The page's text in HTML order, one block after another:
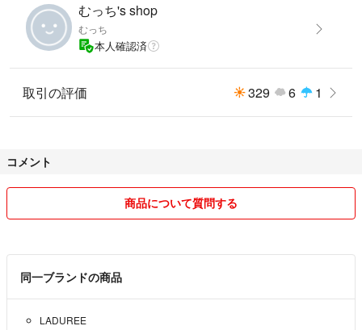
むっち's shop
むっち
本人確認済
取引の評価 329 6 1
コメント
商品について質問する
同一ブランドの商品
LADUREE